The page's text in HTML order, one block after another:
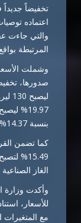
تخفيضاً جديداً
اعتماده
والتي جاءت
المرتبطة
وشملت
بنسبة 14.37% إلى 107 ليرات سورية جديدة.
كما تضمن
الغاز الصناعية
وأكدت وزارة
للأسعار،
مع المتغيرات